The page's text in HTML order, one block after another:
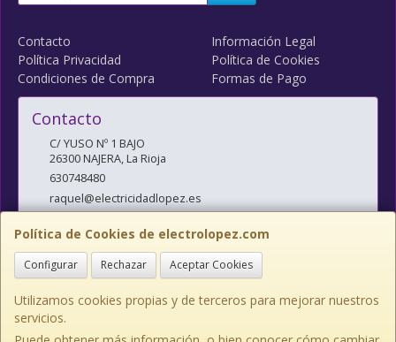
Política de Cookies de electrolopez.com
Configurar Rechazar Aceptar Cookies
Utilizamos cookies propias y de terceros para mejorar nuestros
servicios.
Contacto
Información Legal
Política Privacidad
Política de Cookies
Condiciones de Compra
Formas de Pago
Contacto
C/ YUSO Nº 1 BAJO
26300NAJERA,La Rioja
630748480
raquel@electricidadlopez.es
Horario
LUNES A VIERNES DE 10:00 A 14:00 H Y DE 17:00 H A 20:00 H